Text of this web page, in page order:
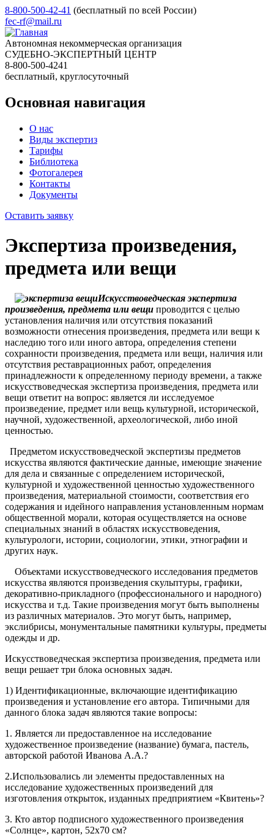
8-800-500-42-41 (бесплатный по всей России)
fec-rf@mail.ru
Автономная некоммерческая организация
СУДЕБНО-ЭКСПЕРТНЫЙ ЦЕНТР
8-800-500-4241
бесплатный, круглосуточный
Основная навигация
О нас
Виды экспертиз
Тарифы
Библиотека
Фотогалерея
Контакты
Документы
Оставить заявку
Экспертиза произведения,
предмета или вещи
Искусствоведческая экспертиза
произведения, предмета или вещи проводится с целью
установления наличия или отсутствия показаний
возможности отнесения произведения, предмета или вещи к
наследию того или иного автора, определения степени
сохранности произведения, предмета или вещи, наличия или
отсутствия реставрационных работ, определения
принадлежности к определенному периоду времени, а также
искусствоведческая экспертиза произведения, предмета или
вещи ответит на вопрос: является ли исследуемое
произведение, предмет или вещь культурной, исторической,
научной, художественной, археологической, либо иной
ценностью.
Предметом искусствоведческой экспертизы предметов
искусства являются фактические данные, имеющие значение
для дела и связанные с определением исторической,
культурной и художественной ценностью художественного
произведения, материальной стоимости, соответствия его
содержания и идейного направления установленным нормам
общественной морали, которая осуществляется на основе
специальных знаний в областях искусствоведения,
культурологи, истории, социологии, этики, этнографии и
других наук.
Объектами искусствоведческого исследования предметов
искусства являются произведения скульптуры, графики,
декоративно-прикладного (профессионального и народного)
искусства и т.д. Такие произведения могут быть выполнены
из различных материалов. Это могут быть, например,
экслибрисы, монументальные памятники культуры, предметы
одежды и др.
Искусствоведческая экспертиза произведения, предмета или
вещи решает три блока основных задач.
1) Идентификационные, включающие идентификацию
произведения и установление его автора. Типичными для
данного блока задач являются такие вопросы:
1. Является ли предоставленное на исследование
художественное произведение (название) бумага, пастель,
авторской работой Иванова А.А.?
2.Использовались ли элементы предоставленных на
исследование художественных произведений для
изготовления открыток, изданных предприятием «Квитень»?
3. Кто автор подписного художественного произведения
«Солнце», картон, 52х70 см?